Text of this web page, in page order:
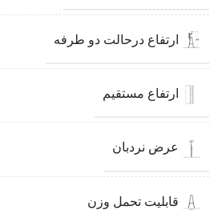
ارتفاع درحالت دو طرفه
ارتفاع مستقیم
عرض نردبان
قابلیت تحمل وزن